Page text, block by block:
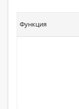
Функция